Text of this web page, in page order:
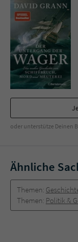
oder unterstütze Deinen
Ähnliche
Themen:
Themen: Politik &